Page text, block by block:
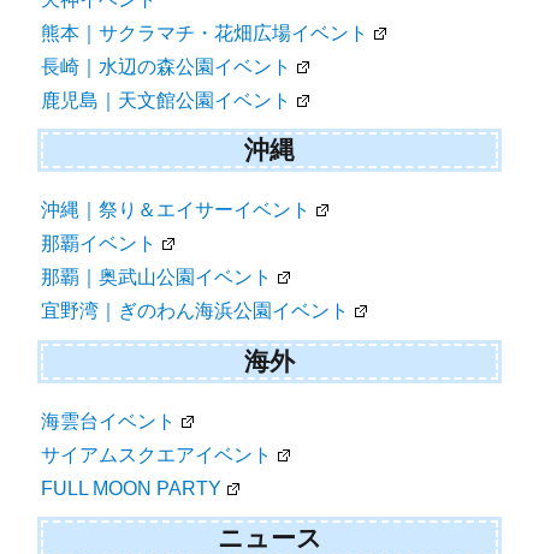
熊本｜サクラマチ・花畑広場イベント
長崎｜水辺の森公園イベント
鹿児島｜天文館公園イベント
沖縄
沖縄｜祭り＆エイサーイベント
那覇イベント
那覇｜奥武山公園イベント
宜野湾｜ぎのわん海浜公園イベント
海外
海雲台イベント
サイアムスクエアイベント
FULL MOON PARTY
ニュース